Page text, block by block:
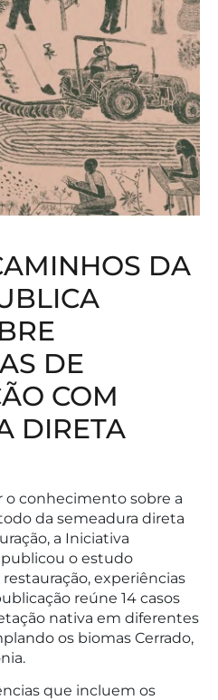
DA
DE
COM
DIRETA
conhecimento sobre a
da semeadura direta
a Iniciativa
o estudo
experiências
reúne 14 casos
nativa em diferentes
os biomas Cerrado,
que incluem os